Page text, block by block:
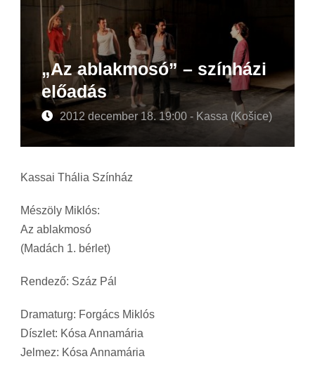
„Az ablakmosó” – színházi
előadás
2012 december 18. 19:00 - Kassa (Košice)
Kassai Thália Színház
Mészöly Miklós:
Az ablakmosó
(Madách 1. bérlet)
Rendező: Száz Pál
Dramaturg: Forgács Miklós
Díszlet: Kósa Annamária
Jelmez: Kósa Annamária